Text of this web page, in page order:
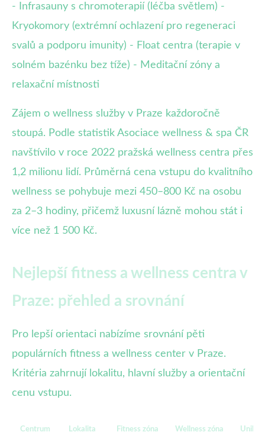
- Infrasauny s chromoterapií (léčba světlem) -
Kryokomory (extrémní ochlazení pro regeneraci
svalů a podporu imunity) - Float centra (terapie v
solném bazénku bez tíže) - Meditační zóny a
relaxační místnosti
Zájem o wellness služby v Praze každoročně
stoupá. Podle statistik Asociace wellness & spa ČR
navštívilo v roce 2022 pražská wellness centra přes
1,2 milionu lidí. Průměrná cena vstupu do kvalitního
wellness se pohybuje mezi 450–800 Kč na osobu
za 2–3 hodiny, přičemž luxusní lázně mohou stát i
více než 1 500 Kč.
Nejlepší fitness a wellness centra v
Praze: přehled a srovnání
Pro lepší orientaci nabízíme srovnání pěti
populárních fitness a wellness center v Praze.
Kritéria zahrnují lokalitu, hlavní služby a orientační
cenu vstupu.
Centrum Lokalita Fitness zóna Wellness zóna